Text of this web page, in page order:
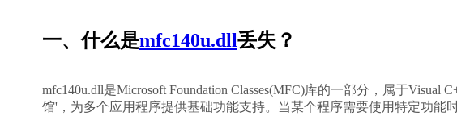
一、什么是mfc140u.dll丢失？
mfc140u.dll是Microsoft Foundation Classes(MFC)库的一部分，属于
馆'，为多个应用程序提供基础功能支持。当某个程序需要使用特定功能